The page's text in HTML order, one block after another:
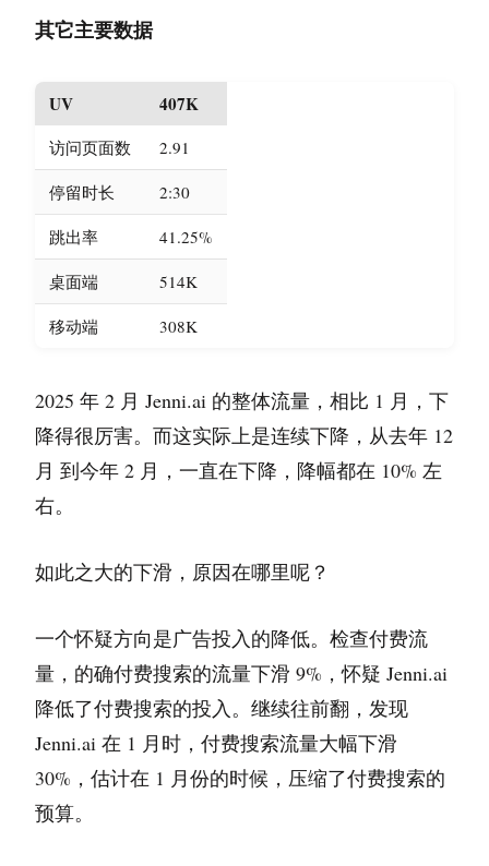
其它主要数据
UV 407K
访问页面数 2.91
停留时长 2:30
跳出率 41.25%
桌面端 514K
移动端 308K
2025 年 2 月 Jenni.ai 的整体流量，相比 1 月，下
降得很厉害。而这实际上是连续下降，从去年 12
月 到今年 2 月，一直在下降，降幅都在 10% 左
右。
如此之大的下滑，原因在哪里呢？
一个怀疑方向是广告投入的降低。检查付费流
量，的确付费搜索的流量下滑 9%，怀疑 Jenni.ai
降低了付费搜索的投入。继续往前翻，发现
Jenni.ai 在 1 月时，付费搜索流量大幅下滑
30%，估计在 1 月份的时候，压缩了付费搜索的
预算。